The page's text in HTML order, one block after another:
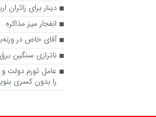
دینار برای
انفجار میز مذاکره
آقای خاص در
ناترازی سنگین
عامل تورم دولت
را بدون کسری